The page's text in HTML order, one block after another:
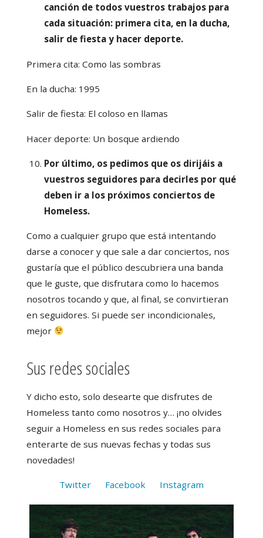
canción de todos vuestros trabajos para
cada situación: primera cita, en la ducha,
salir de fiesta y hacer deporte.
Primera cita: Como las sombras
En la ducha: 1995
Salir de fiesta: El coloso en llamas
Hacer deporte: Un bosque ardiendo
Por último, os pedimos que os dirijáis a
vuestros seguidores para decirles por qué
deben ir a los próximos conciertos de
Homeless.
Como a cualquier grupo que está intentando
darse a conocer y que sale a dar conciertos, nos
gustaría que el público descubriera una banda
que le guste, que disfrutara como lo hacemos
nosotros tocando y que, al final, se convirtieran
en seguidores. Si puede ser incondicionales,
mejor
Sus redes sociales
Y dicho esto, solo desearte que disfrutes de
Homeless tanto como nosotros y… ¡no olvides
seguir a Homeless en sus redes sociales para
enterarte de sus nuevas fechas y todas sus
novedades!
Twitter Facebook Instagram